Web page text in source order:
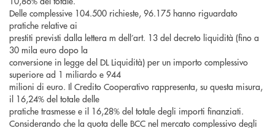
Delle complessive 104.500 richieste, 96.175 hanno riguardato
pratiche relative ai
prestiti previsti dalla lettera m dell’art. 13 del decreto liquidità (fino a
30 mila euro dopo la
conversione in legge del DL Liquidità) per un importo complessivo
superiore ad 1 miliardo e 944
milioni di euro. Il Credito Cooperativo rappresenta, su questa misura,
il 16,24% del totale delle
pratiche trasmesse e il 16,28% del totale degli importi finanziati.
Considerando che la quota delle BCC nel mercato complessivo degli